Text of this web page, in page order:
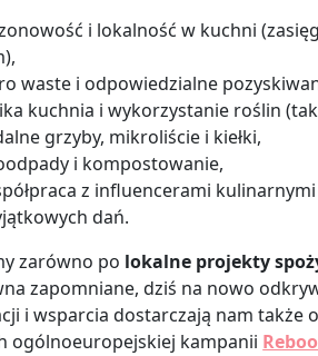
i lokalność w kuchni
waste i odpowiedzialne
kuchnia i wykorzystanie roślin
grzyby, mikroliście i kiełki,
i kompostowanie,
z influencerami
dań.
zarówno po lokalne projekty
zapomniane, dziś na nowo
i wsparcia dostarczają nam także
ogólnoeuropejskiej kampanii